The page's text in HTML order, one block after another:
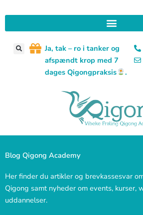
til
indholdet
Ja, tak – ro i tanker og
afspændt krop med 7
dages Qigongpraksis
.
Blog Qigong Academy
Her finder du artikler og brevkassesvar
Qigong samt nyheder om events, kurser,
uddannelser.